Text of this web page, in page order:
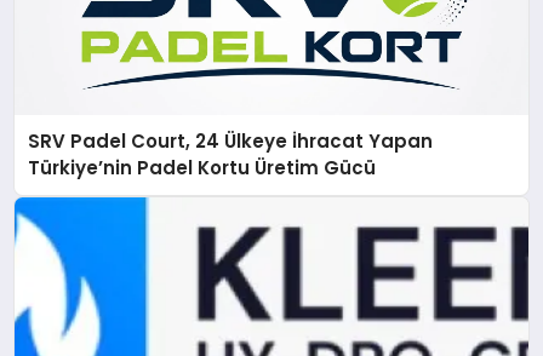
SRV Padel Court, 24 Ülkeye İhracat Yapan
Türkiye’nin Padel Kortu Üretim Gücü